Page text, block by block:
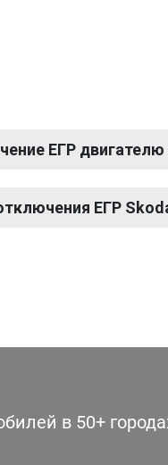
ЕГР двигателю
ЕГР
в 50+